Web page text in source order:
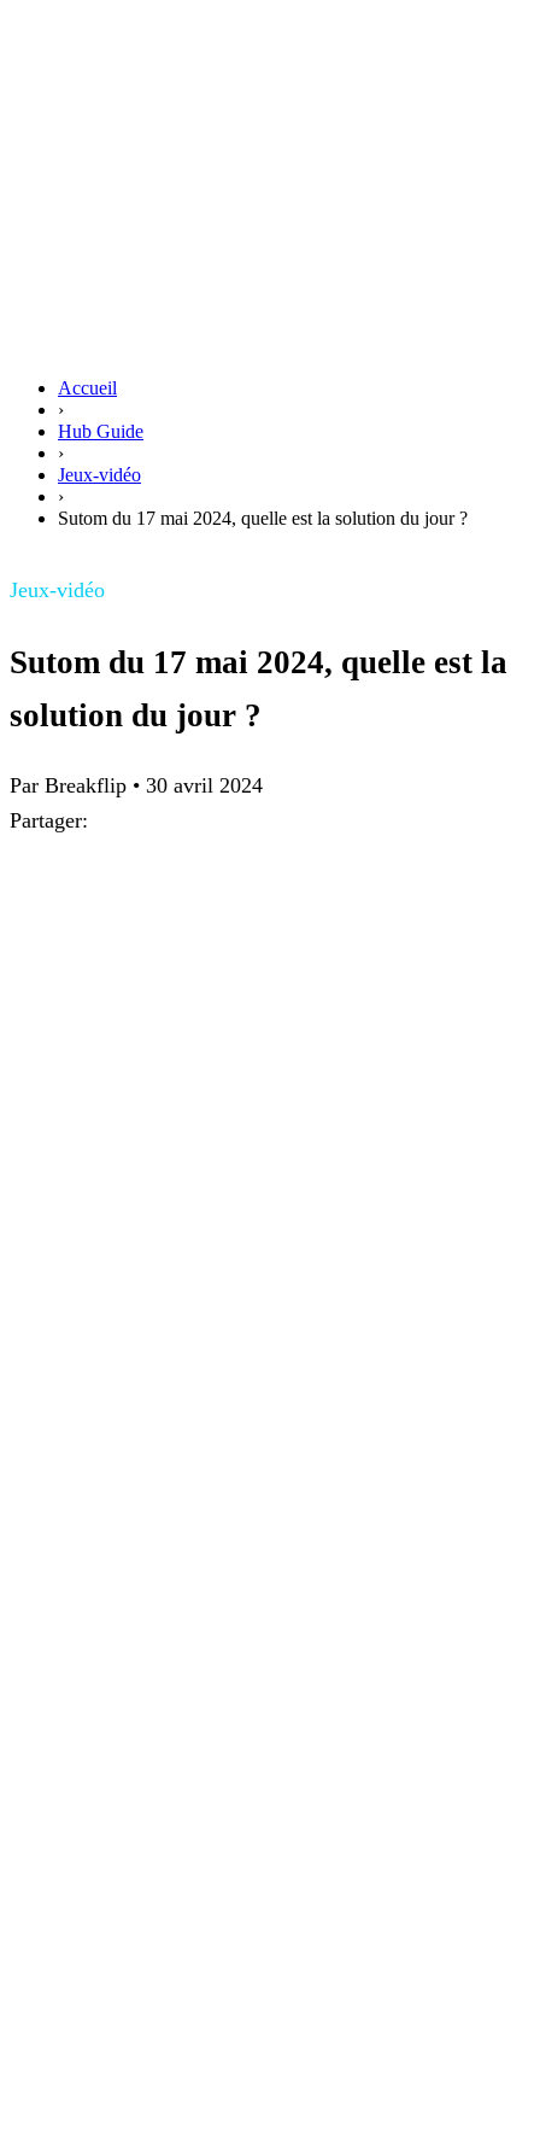
Accueil
›
Hub Guide
›
Jeux-vidéo
›
Sutom du 17 mai 2024, quelle est la solution du jour ?
Jeux-vidéo
Sutom du 17 mai 2024, quelle est la
solution du jour ?
Par Breakflip • 30 avril 2024
Partager: